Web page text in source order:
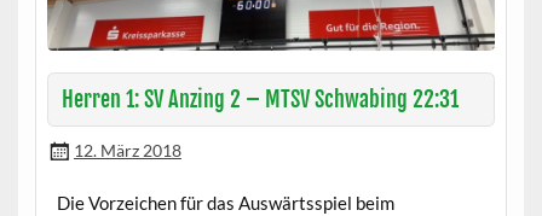
Herren 1: SV Anzing 2 – MTSV Schwabing 22:31
12. März 2018
Die Vorzeichen für das Auswärtsspiel beim